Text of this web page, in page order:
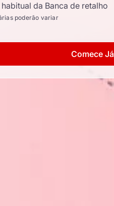
da Banca de retalho
poderão variar
Comece Já